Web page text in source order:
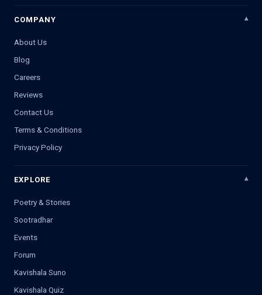
COMPANY
About Us
Blog
Careers
Reviews
Contact Us
Terms & Conditions
Privacy Policy
EXPLORE
Poetry & Stories
Sootradhar
Events
Forum
Kavishala Suno
Kavishala Quiz